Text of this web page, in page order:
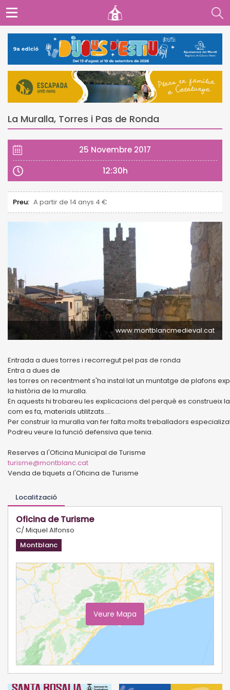
La Muralla, Torres i Pas de Ronda
25 Novembre 2017
12:30h
Preu: A partir de 14 anys 4 €
www.montblancmedieval.cat
Entrada a dues torres i recorregut pel pas de ronda
Entra a dues de
les torres on recentment s'ha instal·lat un muntatge de plafons
la història de la muralla.
En aquests hi trobareu les explicacions del perquè es construeix
com es fa, materials utilitzats....
Per construir la muralla van fer falta molts treballadors
Podreu veure la funció defensiva que tenia.
Reserves a l'Oficina Municipal de Turisme
turisme@montblanc.cat
Venda de tiquets a l'Oficina de Turisme
Localització
Oficina de Turisme
C/ Miquel Alfonso
Montblanc
Veure Mapa